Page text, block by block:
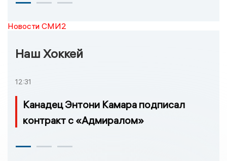
Новости СМИ2
Наш Хоккей
12:31
Канадец Энтони Камара подписал
контракт с «Адмиралом»